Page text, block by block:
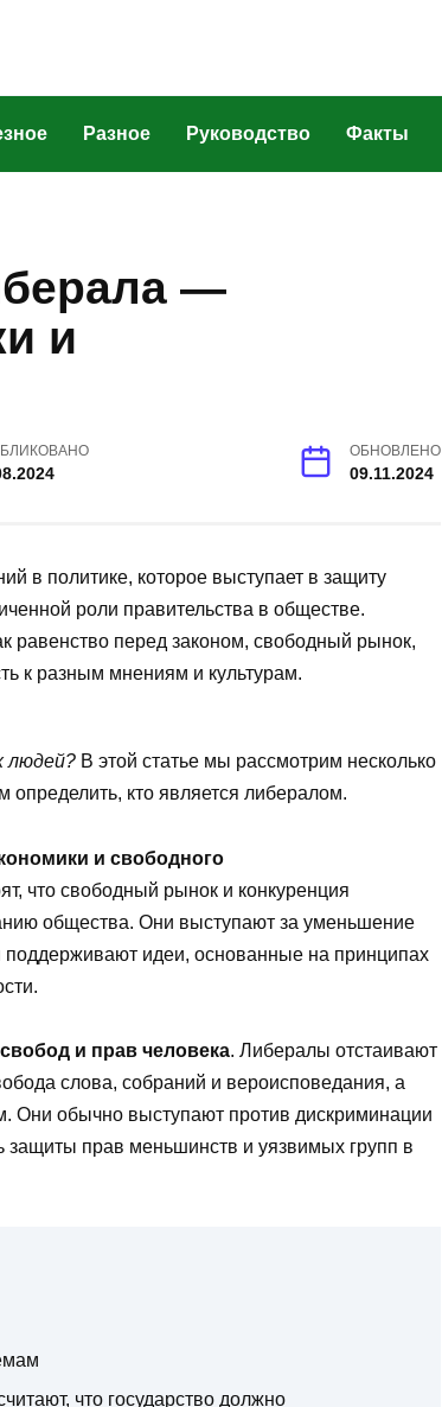
Разное Руководство Факты
—
и
ОБНОВЛЕНО
09.11.2024
в политике, которое выступает в защиту
роли правительства в обществе.
равенство перед законом, свободный рынок,
к разным мнениям и культурам.
людей? В этой статье мы рассмотрим несколько
определить, кто является либералом.
и свободного
что свободный рынок и конкуренция
общества. Они выступают за уменьшение
поддерживают идеи, основанные на принципах
и прав человека. Либералы отстаивают
слова, собраний и вероисповедания, а
Они обычно выступают против дискриминации
защиты прав меньшинств и уязвимых групп в
что государство должно